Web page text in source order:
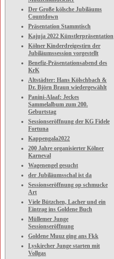
Der Große kölsche Jubiläums
Countdown
Präsentation Stammtisch
Kajuja 2022 Künstlerpräsentation
Kölner Kinderdreigestirn der
Jubiläumssession vorgestellt
Benefiz-Präsentationsabend des
KrK
Altstädter: Hans Kölschbach &
Dr. Björn Braun wiedergewählt
Panini-Alaaf: Jeckes
Sammelalbum zum 200.
Geburtstag
Sessionseröffnung der KG Fidele
Fortuna
Kappengala2022
200 Jahre organisierter Kölner
Karneval
Wagenengel gesucht
der Jubiläumsschal ist da
Sessionseröffnung op schmucke
Art
Viele Bützchen, Lacher und ein
Eintrag ins Goldene Buch
Müllemer Junge
Sessionseröffnung
Goldene Muuz ging ans Fkk
Lyskircher Junge starten mit
Vollgas